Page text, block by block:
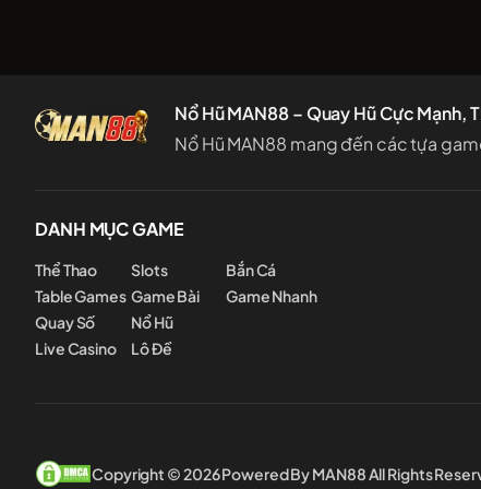
Nổ Hũ MAN88 – Quay Hũ Cực Mạnh,
Nổ Hũ MAN88 mang đến các tựa
DANH MỤC GAME
Thể Thao
Table Games
Quay Số
Live Casino
Slots
Game Bài
Nổ Hũ
Lô Đề
Bắn Cá
Game Nhanh
Copyright © 2026 Powered By MAN88 All Rights